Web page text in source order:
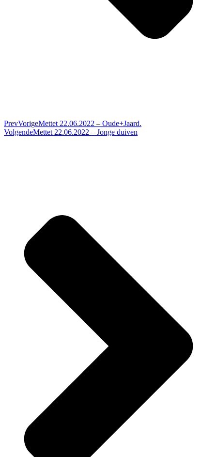
PrevVorigeMettet 22.06.2022 – Oude+Jaard.
VolgendeMettet 22.06.2022 – Jonge duiven